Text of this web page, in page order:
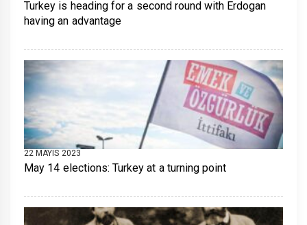
Turkey is heading for a second round with Erdogan
having an advantage
22 MAYIS 2023
May 14 elections: Turkey at a turning point